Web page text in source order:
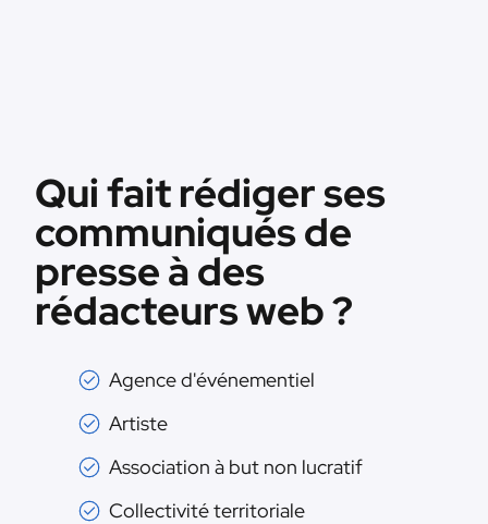
Qui fait rédiger ses
communiqués de
presse à des
rédacteurs web ?
Agence d'événementiel
Artiste
Association à but non lucratif
Collectivité territoriale